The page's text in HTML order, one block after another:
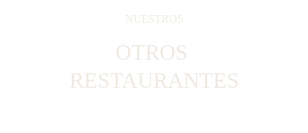
OTROS
RESTAURANTES
NUESTROS